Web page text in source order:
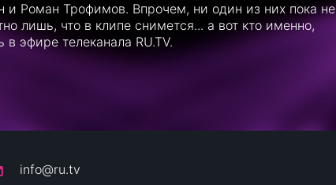
Роман Трофимов. Впрочем, ни один из них пока не
лишь, что в клипе снимется... а вот кто именно,
в эфире телеканала RU.TV.
info@ru.tv